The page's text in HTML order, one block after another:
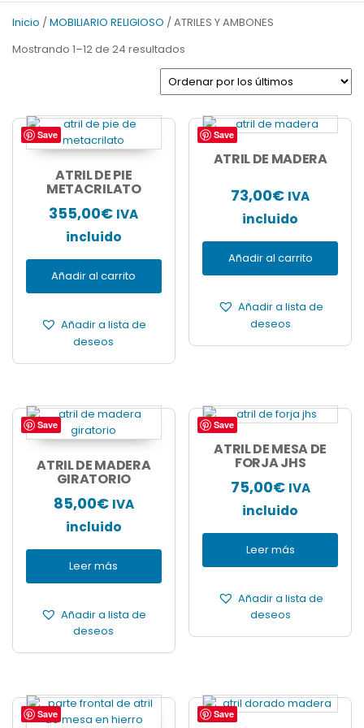
o
u
S
i
d
Inicio / MOBILIARIO RELIGIOSO / ATRILES Y AMBONES
Mostrando 1–12 de 24 resultados
por
los
últimos
Save
ATRIL DE PIE
METACRILATO
355,00€ IVA
incluido
Añadir al carrito
Añadir a lista de
deseos
Save
ATRIL DE MADERA
73,00€ IVA
incluido
Añadir al carrito
Añadir a lista de
deseos
Save
ATRIL DE MADERA
GIRATORIO
85,00€ IVA
incluido
Leer más
Añadir a lista de
deseos
Save
ATRIL DE MESA DE
FORJA JHS
75,00€ IVA
incluido
Leer más
Añadir a lista de
deseos
Save Save